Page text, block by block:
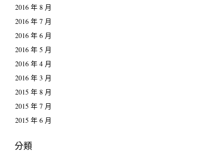
2016 年 8 月
2016 年 7 月
2016 年 6 月
2016 年 5 月
2016 年 4 月
2016 年 3 月
2015 年 8 月
2015 年 7 月
2015 年 6 月
分類